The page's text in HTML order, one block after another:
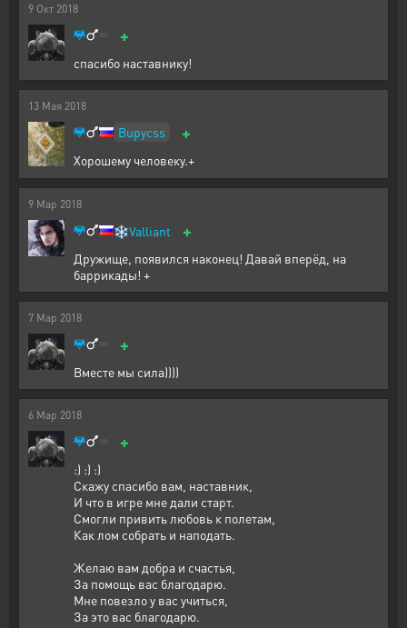
9 Окт 2018
+
спасибо наставнику!
13 Мая 2018
Bupycss +
Хорошему человеку.+
9 Мар 2018
❄️Valliant +
Дружище, появился наконец! Давай вперёд, на
баррикады! +
7 Мар 2018
+
Вместе мы сила))))
6 Мар 2018
+
:) :) :)
Скажу спасибо вам, наставник,
И что в игре мне дали старт.
Смогли привить любовь к полетам,
Как лом собрать и наподать.
Желаю вам добра и счастья,
За помощь вас благодарю.
Мне повезло у вас учиться,
За это вас благодарю.